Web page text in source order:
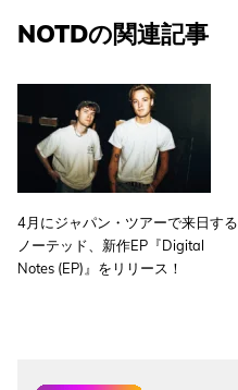
NOTDの関連記事
4月にジャパン・ツアーで来日する
ノーテッド、新作EP『Digital
Notes (EP)』をリリース！